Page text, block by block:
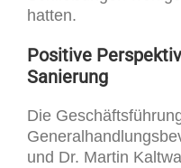
hatten.
Positive
Sanierung
Die
und Dr. Martin